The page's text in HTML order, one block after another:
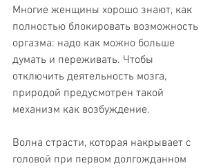
Многие женщины хорошо знают, как
полностью блокировать возможность
оргазма: надо как можно больше
думать и переживать. Чтобы
отключить деятельность мозга,
природой предусмотрен такой
механизм как возбуждение.
Волна страсти, которая накрывает с
головой при первом долгожданном